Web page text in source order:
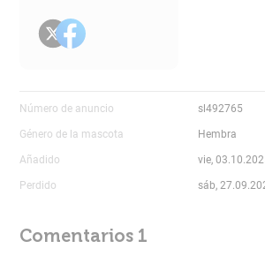
Número de anuncio sl492765
Género de la mascota Hembra
Añadido vie,
Perdido sáb,
Comentarios 1